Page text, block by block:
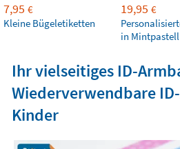
7,95 €
Kleine Bügeletiketten
19,95 €
in Mintpastell
Ihr vielseitiges ID-
Wiederverwendbare
Kinder